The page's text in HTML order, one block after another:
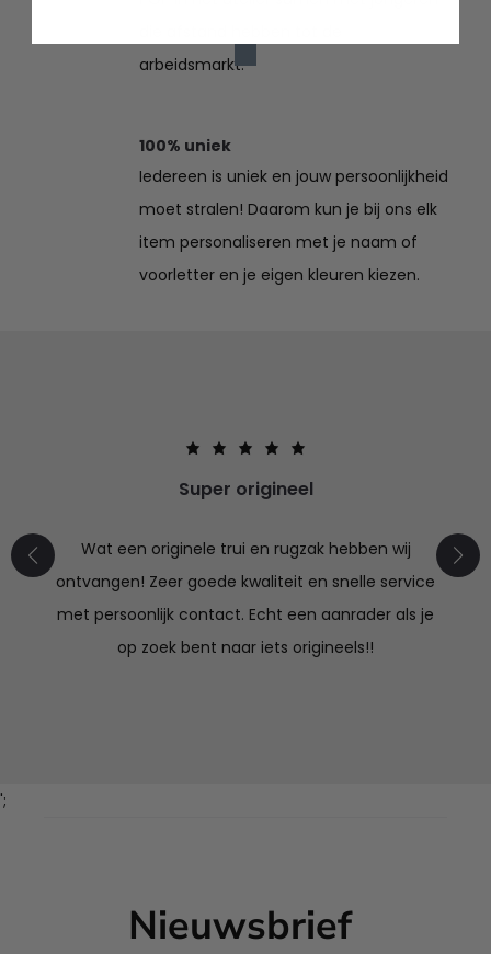
arbeidsmarkt.
100% uniek
Iedereen is uniek en jouw persoonlijkheid
moet stralen! Daarom kun je bij ons elk
item personaliseren met je naam of
voorletter en je eigen kleuren kiezen.
Super origineel
Wat een originele trui en rugzak hebben wij
ontvangen! Zeer goede kwaliteit en snelle service
met persoonlijk contact. Echt een aanrader als je
op zoek bent naar iets origineels!!
';
Nieuwsbrief